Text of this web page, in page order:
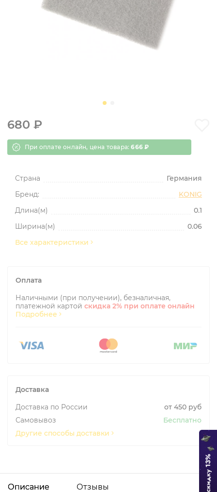
Страна
Германия
Бренд:
KONIG
Длина(м)
0.1
Ширина(м)
0.06
Все характеристики
680 ₽
При оплате онлайн, цена товара:666 ₽
Оплата
Наличными (при получении), безналичная,
платежной картой скидка 2% при оплате онлайн
Подробнее
Доставка
Доставка по России
от 450 руб
Самовывоз
Бесплатно
Другие способы доставки
Описание Отзывы